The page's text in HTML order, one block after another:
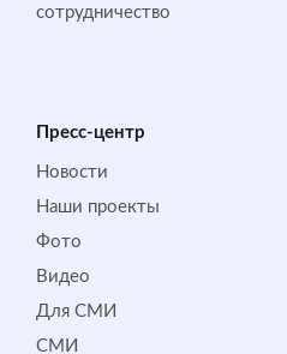
сотрудничество
Пресс-центр
Новости
Наши проекты
Фото
Видео
Для СМИ
СМИ